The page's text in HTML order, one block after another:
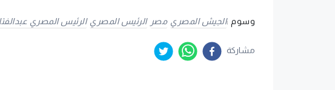
وسوم :الجيش المصري مصر الرئيس المصري الرئيس المصري
مشاركة